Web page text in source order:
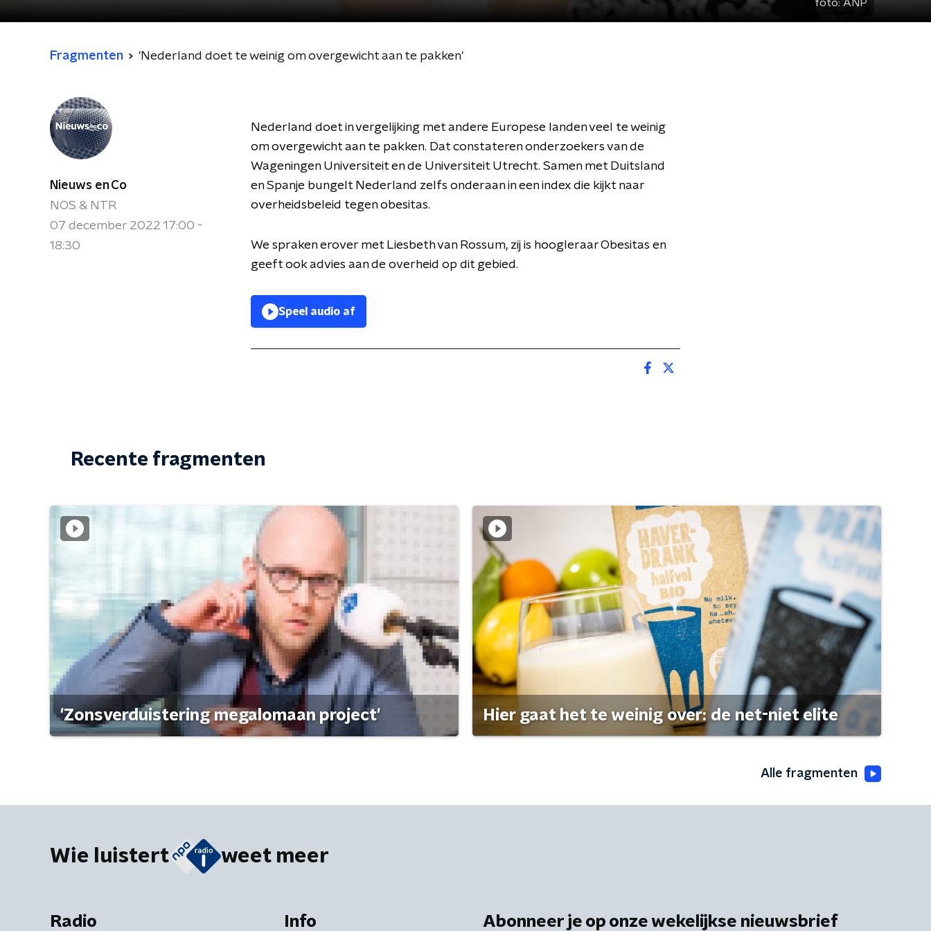
foto: ANP
Fragmenten 'Nederland doet te weinig om overgewicht aan te pakken'
Nieuws en Co
NOS & NTR
07 december 2022 17:00 -
18:30
Nederland doet in vergelijking met andere Europese landen veel te weinig
om overgewicht aan te pakken. Dat constateren onderzoekers van de
Wageningen Universiteit en de Universiteit Utrecht. Samen met Duitsland
en Spanje bungelt Nederland zelfs onderaan in een index die kijkt naar
overheidsbeleid tegen obesitas.
We spraken erover met Liesbeth van Rossum, zij is hoogleraar Obesitas en
geeft ook advies aan de overheid op dit gebied.
Speel audio af
Recente fragmenten
'Zonsverduistering megalomaan project' Hier gaat het te weinig over: de net-niet elite
Alle fragmenten
Wie luistert weet meer
Radio Info Abonneer je op onze wekelijkse nieuwsbrief